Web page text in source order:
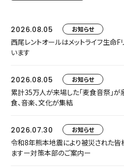
2026.08.05 お知らせ
西尾レントオールはメットライフ生命
います
2026.08.05 お知らせ
累計35万人が来場した「麦食音祭」が
食、音楽、文化が集結
2026.07.30 お知らせ
令和8年熊本地震により被災された
ますー対策本部のご案内ー